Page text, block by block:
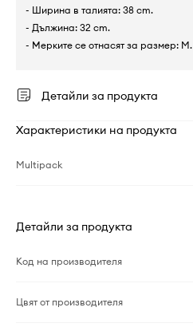
- Ширина в талията: 38 cm.
- Дължина: 32 cm.
- Мерките се отнасят за размер: M.
Детайли за продукта
Характеристики на продукта
Multipack
Детайли за продукта
Код на производителя
Цвят от производителя